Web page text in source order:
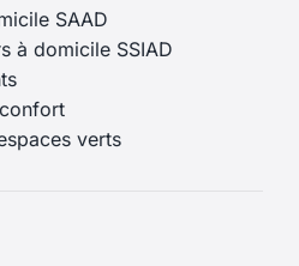
SAAD
à domicile SSIAD
verts